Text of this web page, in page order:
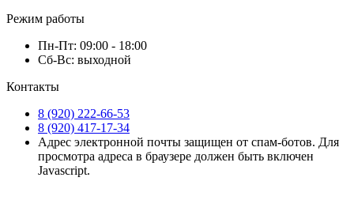
Режим работы
Пн-Пт: 09:00 - 18:00
Сб-Вс: выходной
Контакты
8 (920) 222-66-53
8 (920) 417-17-34
Адрес электронной почты защищен от спам-ботов. Для
просмотра адреса в браузере должен быть включен
Javascript.